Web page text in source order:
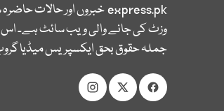
express.pkخبروں اور حالات
وزٹ کی جانے والی ویب سائٹ ہے۔ اس
جملہ حقوق بحق ایکسپریس میڈیا